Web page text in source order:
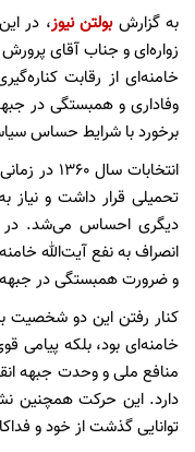
به گزارشبولتن نیوز، در
زواره‌ای و جناب آقای
خامنه‌ای از رقابت
وفاداری و همبستگی در
برخورد با شرایط حساس
انتخابات
تحمیلی قرار داشت و
دیگری احساس می‌شد. در
انصراف به نفع آیت‌الله
و ضرورت همبستگی در جبهه
کنار رفتن این دو شخصیت
خامنه‌ای بود، بلکه پیامی
منافع ملی و وحدت جبهه
دارد. این حرکت همچنین
توانایی گذشت از خود و